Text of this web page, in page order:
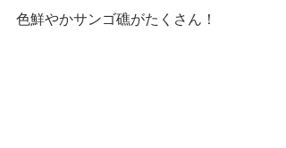
色鮮やかサンゴ礁がたくさん！